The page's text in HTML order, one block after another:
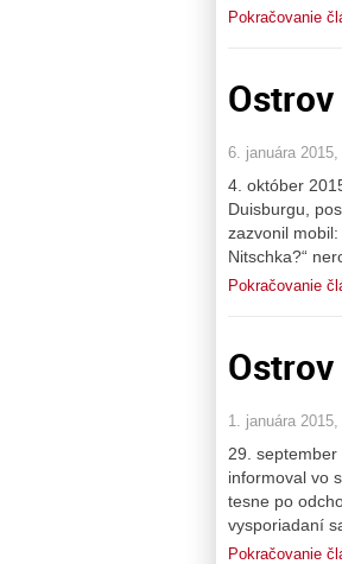
Pokračovanie
6. januára
4. október
Duisburgu,
zazvonil
Nitschka?“
Pokračovanie
1. januára
29.
informoval vo
tesne po
vysporiadaní
Pokračovanie